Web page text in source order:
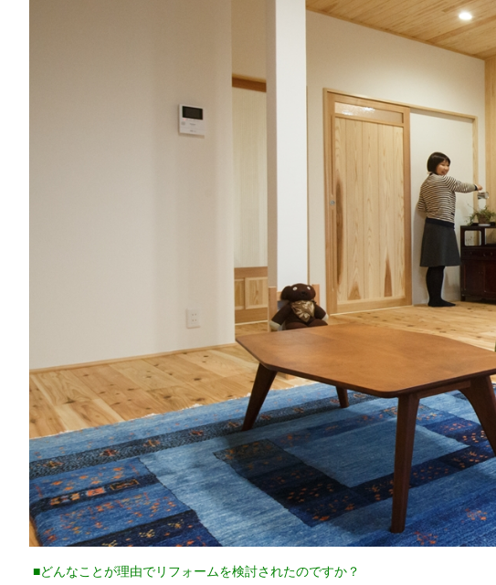
■どんなことが理由でリフォームを検討されたのですか？